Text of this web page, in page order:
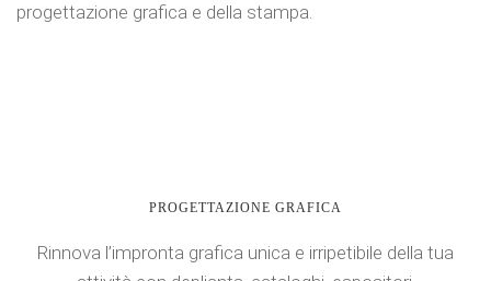
progettazione grafica e della stampa.
PROGETTAZIONE GRAFICA
Rinnova l’impronta grafica unica e irripetibile della tua